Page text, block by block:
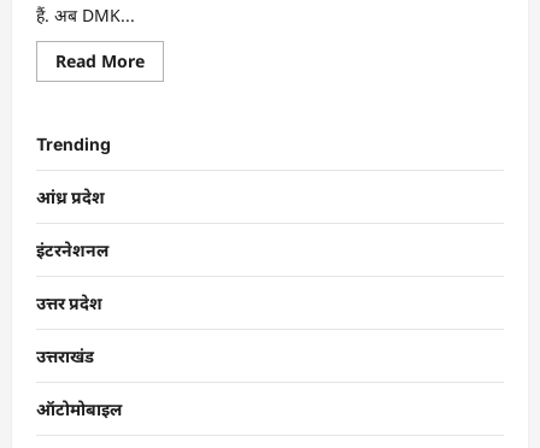
हैं. अब DMK...
Read More
Trending
आंध्र प्रदेश
इंटरनेशनल
उत्तर प्रदेश
उत्तराखंड
ऑटोमोबाइल